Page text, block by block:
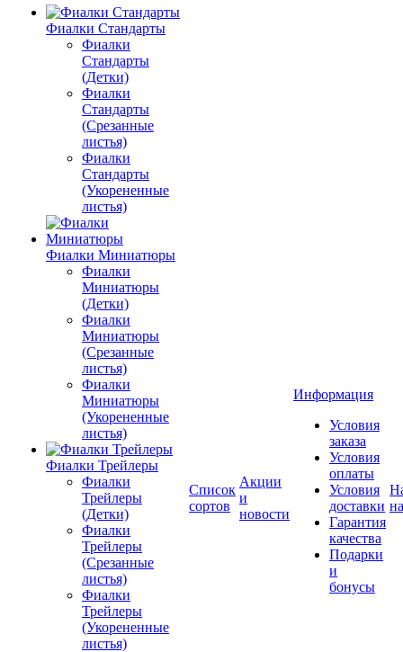
Фиалки Стандарты
Фиалки
Стандарты
(Детки)
Фиалки
Стандарты
(Срезанные
листья)
Фиалки
Стандарты
(Укорененные
листья)
Фиалки Миниатюры
Фиалки
Миниатюры
(Детки)
Фиалки
Миниатюры
(Срезанные
листья)
Фиалки
Миниатюры
(Укорененные
листья)
Фиалки Трейлеры
Фиалки
Трейлеры
(Детки)
Фиалки
Трейлеры
(Срезанные
листья)
Фиалки
Трейлеры
(Укорененные
листья)
Список
сортов
Акции
и
новости
Информация
Условия
заказа
Условия
оплаты
Условия
доставки
Гарантия
качества
Подарки
и
бонусы